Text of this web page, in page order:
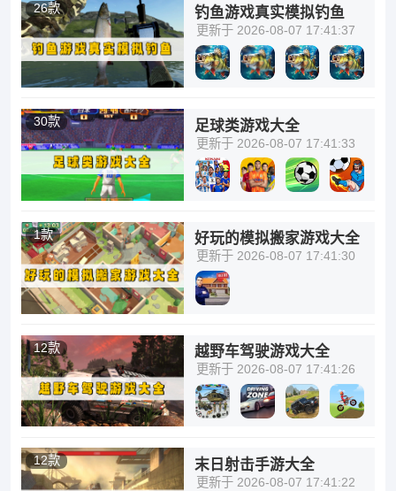
26款 钓鱼游戏真实模拟钓鱼
更新于 2026-08-07 17:41:37
30款 足球类游戏大全
更新于 2026-08-07 17:41:33
1款 好玩的模拟搬家游戏大全
更新于 2026-08-07 17:41:30
12款 越野车驾驶游戏大全
更新于 2026-08-07 17:41:26
12款 末日射击手游大全
更新于 2026-08-07 17:41:22